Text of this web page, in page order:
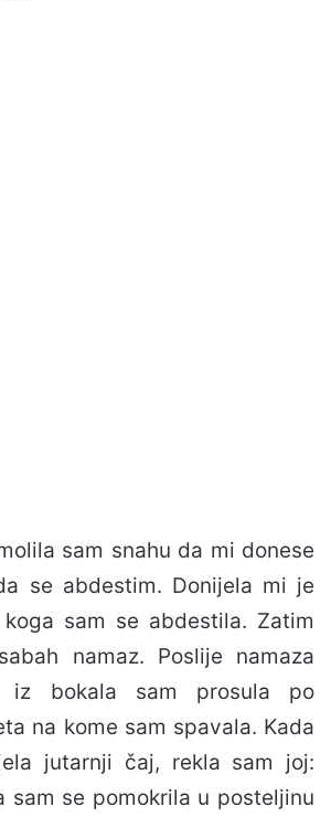
sam snahu da mi donese
se abdestim. Donijela mi je
sam se abdestila. Zatim
namaz. Poslije namaza
iz bokala sam prosula po
na kome sam spavala. Kada
jutarnji čaj, rekla sam joj:
sam se pomokrila u posteljinu